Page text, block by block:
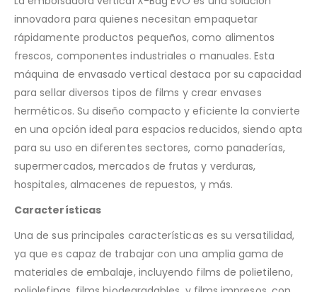
innovadora para quienes necesitan empaquetar
rápidamente productos pequeños, como alimentos
frescos, componentes industriales o manuales. Esta
máquina de envasado vertical destaca por su capacidad
para sellar diversos tipos de films y crear envases
herméticos. Su diseño compacto y eficiente la convierte
en una opción ideal para espacios reducidos, siendo apta
para su uso en diferentes sectores, como panaderías,
supermercados, mercados de frutas y verduras,
hospitales, almacenes de repuestos, y más.
Características
Una de sus principales características es su versatilidad,
ya que es capaz de trabajar con una amplia gama de
materiales de embalaje, incluyendo films de polietileno,